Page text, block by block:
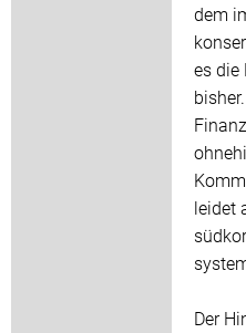
dem
es die
leidet
Der